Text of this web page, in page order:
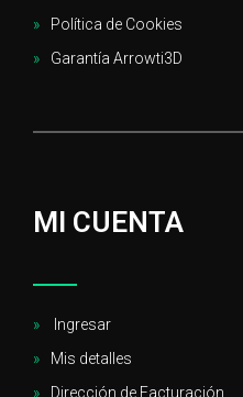
Política de Cookies
Garantía Arrowti3D
MI CUENTA
Ingresar
Mis detalles
Dirección de Facturación